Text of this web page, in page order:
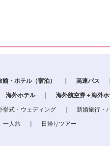
館・ホテル（宿泊） 高速バス
海外ホテル 海外航空券＋海外
挙式・ウェディング 新婚旅行・
一人旅 日帰りツアー